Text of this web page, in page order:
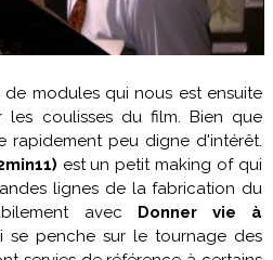
modules qui nous est ensuite
les coulisses du film. Bien que
rapidement peu digne d'intérêt.
est un petit making of qui
lignes de la fabrication du
avec Donner vie à
se penche sur le tournage des